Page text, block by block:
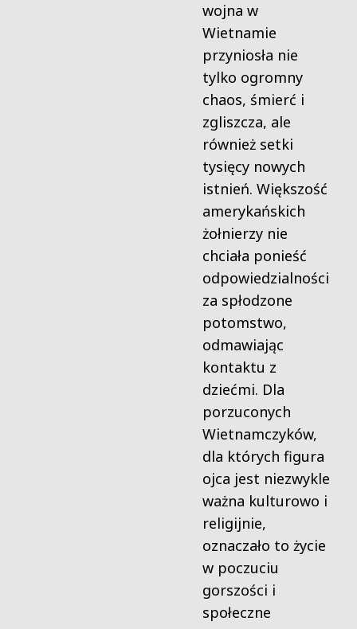
wojna w
Wietnamie
przyniosła nie
tylko ogromny
chaos, śmierć i
zgliszcza, ale
również setki
tysięcy nowych
istnień. Większość
amerykańskich
żołnierzy nie
chciała ponieść
odpowiedzialności
za spłodzone
potomstwo,
odmawiając
kontaktu z
dziećmi. Dla
porzuconych
Wietnamczyków,
dla których figura
ojca jest niezwykle
ważna kulturowo i
religijnie,
oznaczało to życie
w poczuciu
gorszości i
społeczne